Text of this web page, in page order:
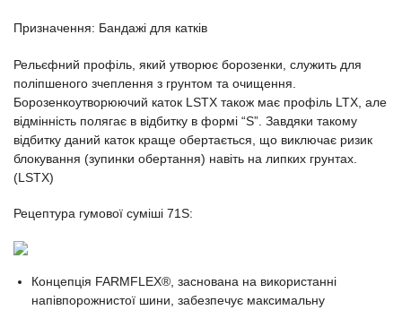
Призначення: Бандажі для катків
Рельєфний профіль, який утворює борозенки, служить для
поліпшеного зчеплення з грунтом та очищення.
Борозенкоутворюючий каток LSTX також має профіль LTX, але
відмінність полягає в відбитку в формі “S”. Завдяки такому
відбитку даний каток краще обертається, що виключає ризик
блокування (зупинки обертання) навіть на липких грунтах.
(LSTX)
Рецептура гумової суміші 71S:
Концепція FARMFLEX®, заснована на використанні
напівпорожнистої шини, забезпечує максимальну